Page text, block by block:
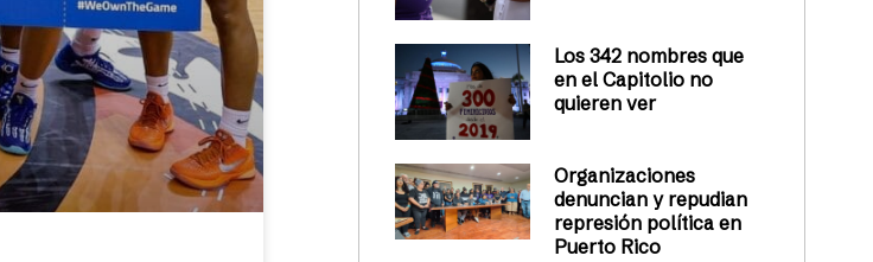
Los 342 nombres que
en el Capitolio no
quieren ver
Organizaciones
denuncian y repudian
represión política en
Puerto Rico